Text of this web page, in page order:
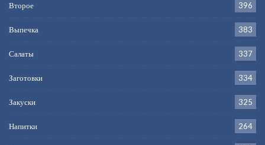
Второе 396
Выпечка 383
Салаты 337
Заготовки 334
Закуски 325
Напитки 264